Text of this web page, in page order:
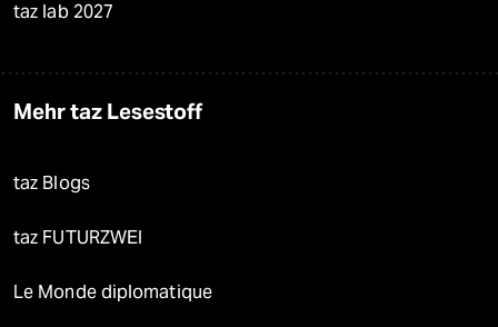
taz lab 2027
Mehr taz Lesestoff
taz Blogs
taz FUTURZWEI
Le Monde diplomatique